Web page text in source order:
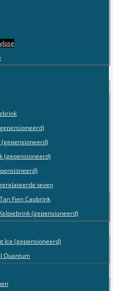
(gepensioneerd)
teven
Fien Caobrink
(gepensioneerd)
Ice (gepensioneerd)
Quantum